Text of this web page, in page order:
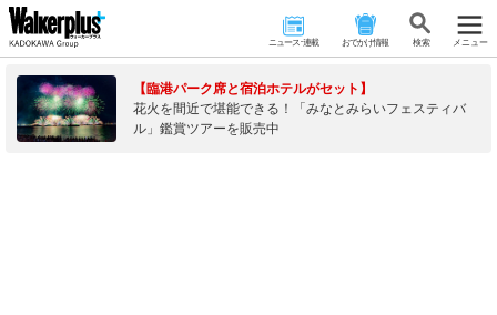
ニュース･連載 おでかけ情報 検 索 メニュー
【臨港パーク席と宿泊ホテルがセット】
花火を間近で堪能できる！「みなとみらいフェスティバ
ル」鑑賞ツアーを販売中